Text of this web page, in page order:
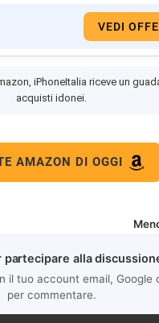
VEDI
iPhoneItalia riceve un
acquisti idonei.
AMAZON DI OGGI
partecipare alla
il tuo account email, Google
per commentare.